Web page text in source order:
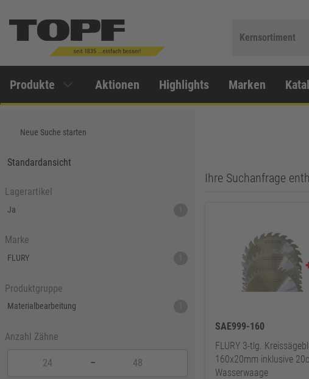
Kernsortiment
Produkte Aktionen Highlights Marken
Neue Suche starten
Standardansicht
Lagerartikel
Ja
Marke
FLURY
Produktgruppe
Materialbearbeitung
Anzahl Zähne
–
Ihre Suchanfrage
SAE999-160
FLURY 3-tlg.
160x20mm inklusive
Wasserwaage